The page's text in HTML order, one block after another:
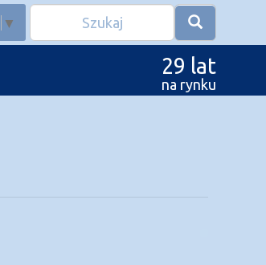
▼
29 lat
na rynku